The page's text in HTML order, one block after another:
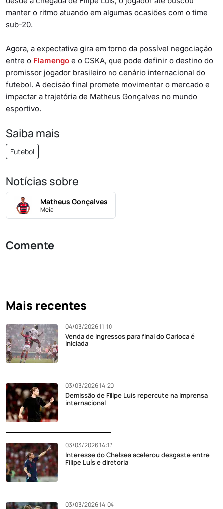
manter o ritmo atuando em algumas ocasiões com o time
sub-20.
Agora, a expectativa gira em torno da possível negociação
entre o Flamengo e o CSKA, que pode definir o destino do
promissor jogador brasileiro no cenário internacional do
futebol. A decisão final promete movimentar o mercado e
impactar a trajetória de Matheus Gonçalves no mundo
esportivo.
Saiba mais
Futebol
Notícias sobre
Matheus Gonçalves
Meia
Comente
Mais recentes
04/03/2026 11:10
Venda de ingressos para final do Carioca é
iniciada
03/03/2026 14:20
Demissão de Filipe Luís repercute na imprensa
internacional
03/03/2026 14:17
Interesse do Chelsea acelerou desgaste entre
Filipe Luís e diretoria
03/03/2026 14:04